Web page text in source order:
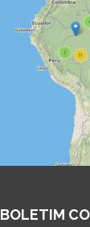
BOLETIM